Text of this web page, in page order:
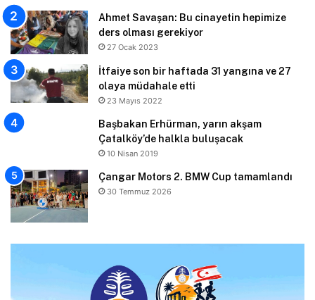
Ahmet Savaşan: Bu cinayetin hepimize
ders olması gerekiyor
27 Ocak 2023
İtfaiye son bir haftada 31 yangına ve 27
olaya müdahale etti
23 Mayıs 2022
Başbakan Erhürman, yarın akşam
Çatalköy’de halkla buluşacak
10 Nisan 2019
Çangar Motors 2. BMW Cup tamamlandı
30 Temmuz 2026